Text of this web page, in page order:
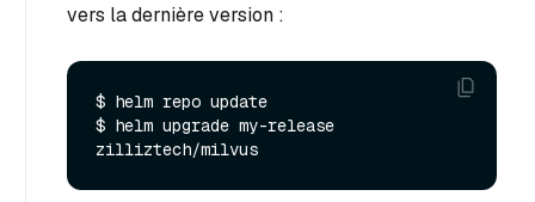
vers la dernière version :
$ helm repo update
$ helm upgrade my-release